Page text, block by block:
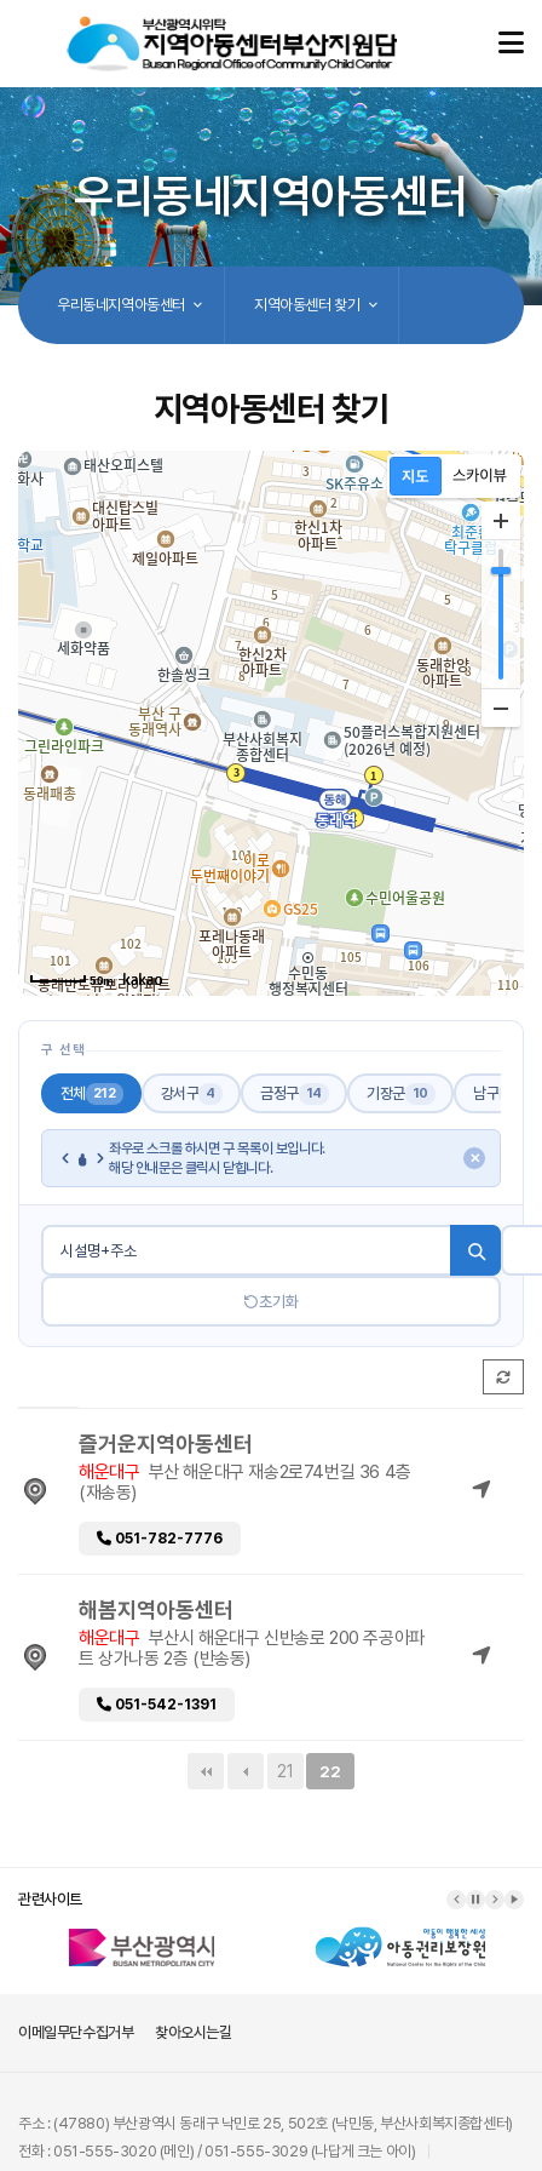
우리동네지역아동센터
우리동네지역아동센터 지역아동센터 찾기
지역아동센터 찾기
50m
구 선택
전체 212 강서구 4 금정구 14 기장군 10 남구
좌우로 스크롤 하시면 구 목록이 보입니다.
해당 안내문은 클릭시 닫힙니다.
✕
초기화
즐거운지역아동센터
해운대구 부산 해운대구 재송2로74번길 36 4층
(재송동)
051-782-7776
해봄지역아동센터
해운대구 부산시 해운대구 신반송로 200 주공아파
트 상가나동 2층 (반송동)
051-542-1391
21 22
관련사이트
이메일무단수집거부 찾아오시는길
주소 : (47880) 부산광역시 동래구 낙민로 25, 502호 (낙민동, 부산사회복지종합센터)
전화 : 051-555-3020 (메인) / 051-555-3029 (나답게 크는 아이)